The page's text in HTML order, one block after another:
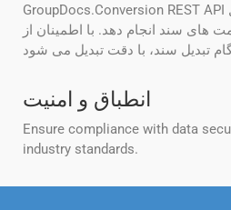
GroupDocs.Conversion REST API این قابلیت را دارد که تبدیل
های سند انجام دهد. با اطمینان از
انطباق و امنیت
Ensure compliance with data
industry standards.